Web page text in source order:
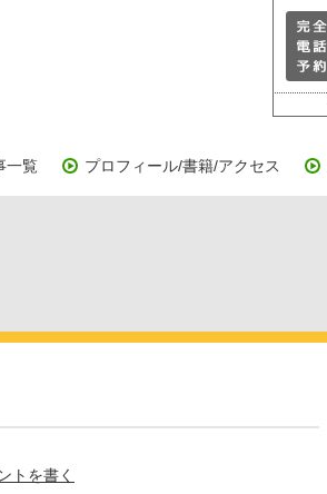
一覧 プロフィール/書籍/アクセス
トを書く